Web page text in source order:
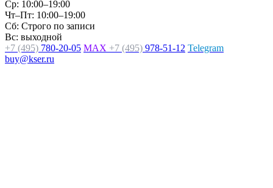
Ср: 10:00–19:00
Чт–Пт: 10:00–19:00
Сб: Строго по записи
Вс: выходной
+7 (495) 780-20-05 MAX +7 (495) 978-51-12 Telegram
buy@kser.ru